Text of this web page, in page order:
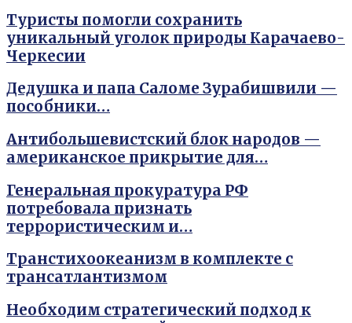
Туристы помогли сохранить
уникальный уголок природы Карачаево-
Черкесии
Дедушка и папа Саломе Зурабишвили —
пособники…
Антибольшевистский блок народов —
американское прикрытие для…
Генеральная прокуратура РФ
потребовала признать
террористическим и…
Транстихоокеанизм в комплекте с
трансатлантизмом
Необходим стратегический подход к